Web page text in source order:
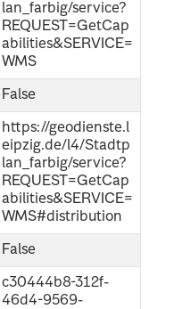
lan_farbig/service?
REQUEST=GetCap
abilities&SERVICE=
WMS
False
https://geodienste.l
eipzig.de/l4/Stadtp
lan_farbig/service?
REQUEST=GetCap
abilities&SERVICE=
WMS#distribution
False
c30444b8-312f-
46d4-9569-